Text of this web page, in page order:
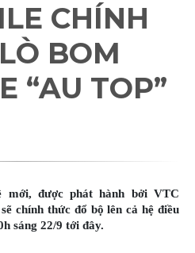
CHÍNH
BOM
“AU TOP”
mới, được phát hành bởi VTC
chính thức đổ bộ lên cả hệ điều
sáng 22/9 tới đây.